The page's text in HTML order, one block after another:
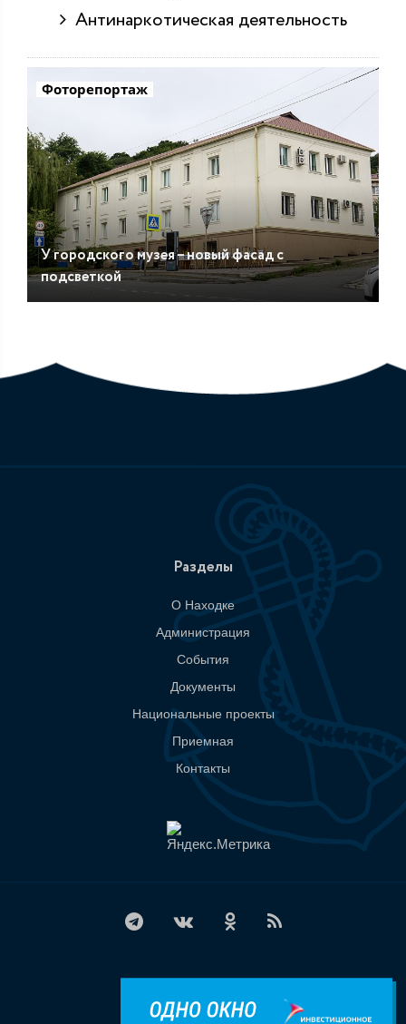
Антинаркотическая деятельность
Фоторепортаж
У городского музея – новый фасад с
подсветкой
Разделы
О Находке
Администрация
События
Документы
Национальные проекты
Приемная
Контакты